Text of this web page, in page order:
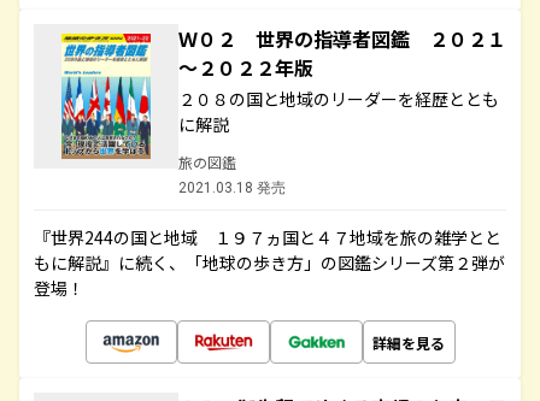
Ｗ０２ 世界の指導者図鑑 ２０２１
～２０２２年版
２０８の国と地域のリーダーを経歴ととも
に解説
旅の図鑑
2021.03.18 発売
『世界244の国と地域 １９７ヵ国と４７地域を旅の雑学とと
もに解説』に続く、「地球の歩き方」の図鑑シリーズ第２弾が
登場！
詳細を見る